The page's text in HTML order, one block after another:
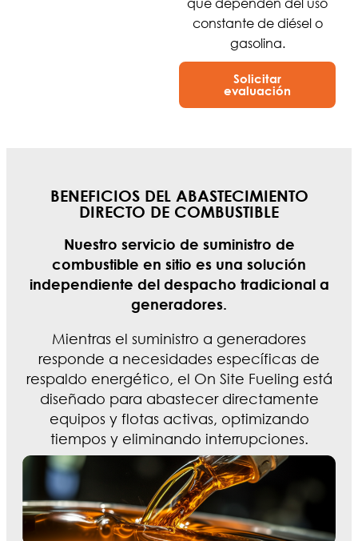
constante de diésel o
gasolina.
Solicitar
evaluación
BENEFICIOS DEL ABASTECIMIENTO
DIRECTO DE COMBUSTIBLE
Nuestro servicio de suministro de
combustible en sitio es una solución
independiente del despacho tradicional a
generadores.
Mientras el suministro a generadores
responde a necesidades específicas de
respaldo energético, el On Site Fueling está
diseñado para abastecer directamente
equipos y flotas activas, optimizando
tiempos y eliminando interrupciones.